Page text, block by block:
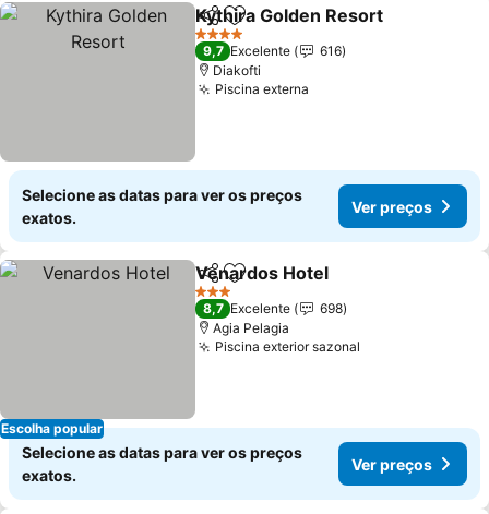
PartilharAdicionar aos favoritos
Kythira Golden Resort
4 Estrelas
9,7 Excelente
616
Diakofti
Piscina externa
Selecione as datas para ver os preços
exatos.
Ver preços
Escolha popular
PartilharAdicionar aos favoritos
Venardos Hotel
3 Estrelas
8,7 Excelente
698
Agia Pelagia
Piscina exterior sazonal
Selecione as datas para ver os preços
exatos.
Ver preços